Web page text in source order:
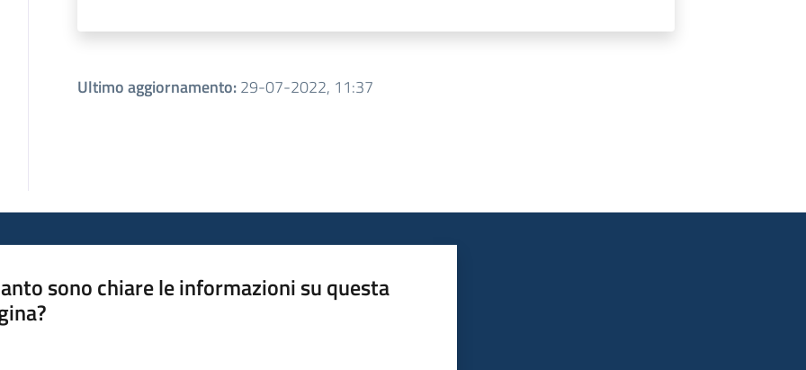
Ultimo aggiornamento:29-07-2022, 11:37
sono chiare le informazioni su questa